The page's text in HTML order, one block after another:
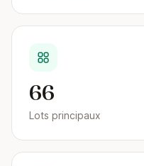
66
Lots principaux